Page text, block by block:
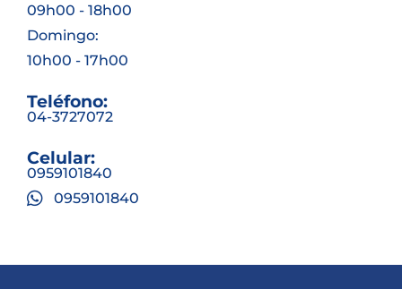
09h00 - 18h00
Domingo:
10h00 - 17h00
Teléfono:
04-3727072
Celular:
0959101840
0959101840